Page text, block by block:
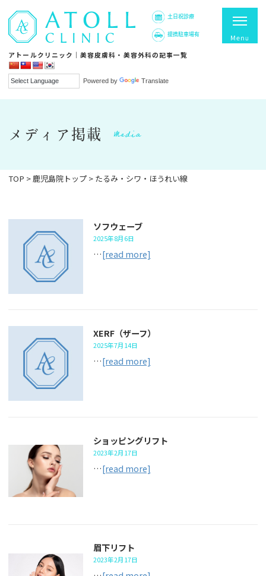
アトールクリニック｜美容皮膚科・美容外科の記事一覧
Powered by Translate
土日祝診療
提携駐車場有
メディア掲載 Media
TOP > 鹿児島院トップ > たるみ・シワ・ほうれい線
ソフウェーブ
2025年8月6日
…[read more]
XERF（ザーフ）
2025年7月14日
…[read more]
ショッピングリフト
2023年2月17日
…[read more]
眉下リフト
2023年2月17日